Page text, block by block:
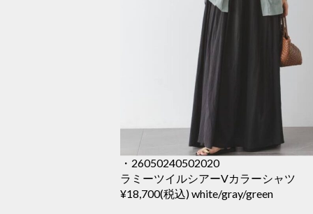
・26050240502020
ラミーツイルシアーVカラーシャツ
¥18,700(税込) white/gray/green